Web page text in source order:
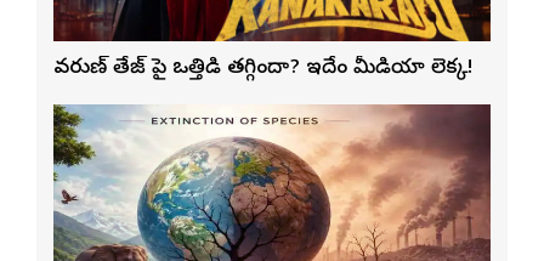
వరుణ్ తేజ్‌ పై ఒత్తిడి తగ్గిందా? ఇదేం మీడియా లెక్క!